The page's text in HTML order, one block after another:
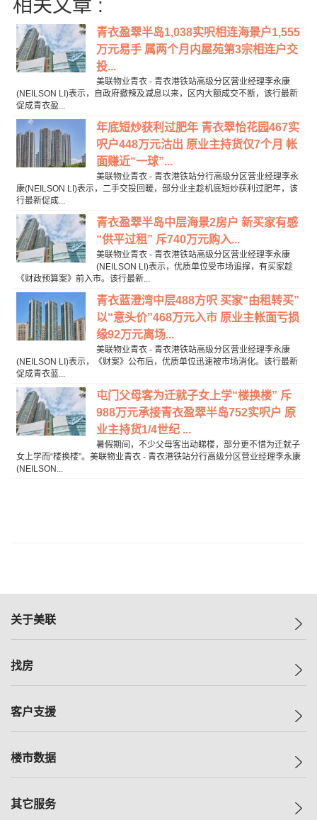
相关文章 :
青衣盈翠半岛1,038实呎相连海景户1,555
万元易手 属两个月内屋苑第3宗相连户交
投...
美联物业青衣 - 青衣港铁站高级分区营业经理李永康
(NEILSON LI)表示，自政府撤辣及减息以来，区内大额成交不断，该行最新
促成青衣盈...
年底短炒获利过肥年 青衣翠怡花园467实
呎户448万元沽出 原业主持货仅7个月 帐
面赚近“一球”...
美联物业青衣 - 青衣港铁站分行高级分区营业经理李永
康(NEILSON LI)表示，二手交投回暖，部分业主趁机底短炒获利过肥年，该
行最新促成...
青衣盈翠半岛中层海景2房户 新买家有感
“供平过租” 斥740万元购入...
美联物业青衣 - 青衣港铁站高级分区营业经理李永康
(NEILSON LI)表示，优质单位受市场追撑，有买家趁
《财政预算案》前入市。该行最新...
青衣蓝澄湾中层488方呎 买家“由租转买”
以“意头价”468万元入市 原业主帐面亏损
缘92万元离场...
美联物业青衣 - 青衣港铁站高级分区营业经理李永康
(NEILSON LI)表示，《财案》公布后，优质单位迅速被市场消化。该行最新
促成青衣蓝...
屯门父母客为迁就子女上学“楼换楼” 斥
988万元承接青衣盈翠半岛752实呎户 原
业主持货1/4世纪 ...
暑假期间，不少父母客出动睇楼，部分更不惜为迁就子
女上学而“楼换楼”。美联物业青衣 - 青衣港铁站分行高级分区营业经理李永康
(NEILSON...
关于美联
美联集团
人才招募
找房
一手新房
减价
美联豪宅
客户支援
自助放盘
查询热线
楼市数据
指数
其它服务